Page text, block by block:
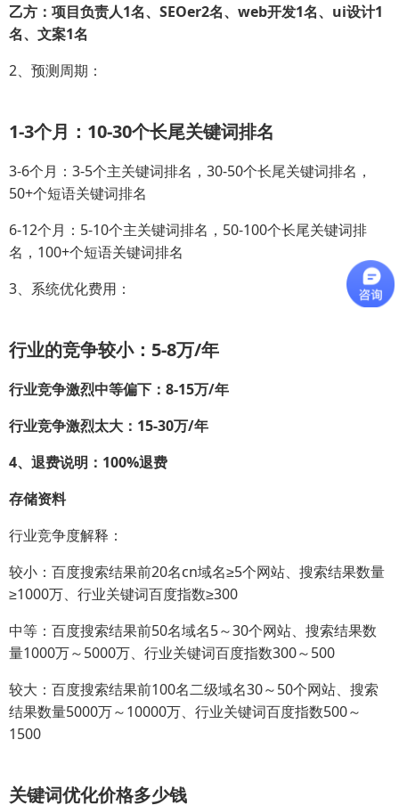
乙方：项目负责人1名、SEOer2名、web开发1名、ui设计1
名、文案1名
2、预测周期：
1-3个月：10-30个长尾关键词排名
3-6个月：3-5个主关键词排名，30-50个长尾关键词排名，
50+个短语关键词排名
6-12个月：5-10个主关键词排名，50-100个长尾关键词排
名，100+个短语关键词排名
3、系统优化费用：
行业的竞争较小：5-8万/年
行业竞争激烈中等偏下：8-15万/年
行业竞争激烈太大：15-30万/年
4、退费说明：100%退费
存储资料
行业竞争度解释：
较小：百度搜索结果前20名cn域名≥5个网站、搜索结果数量
≥1000万、行业关键词百度指数≥300
中等：百度搜索结果前50名域名5～30个网站、搜索结果数
量1000万～5000万、行业关键词百度指数300～500
较大：百度搜索结果前100名二级域名30～50个网站、搜索
结果数量5000万～10000万、行业关键词百度指数500～
1500
关键词优化价格多少钱